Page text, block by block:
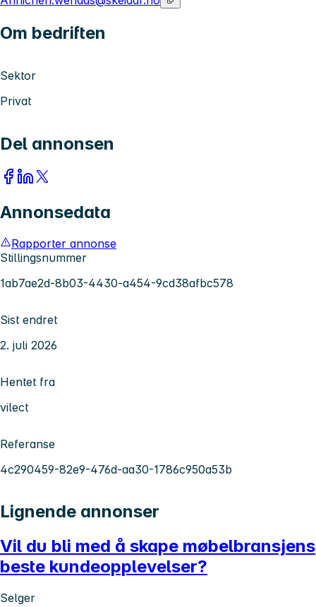
Om bedriften
Sektor
Privat
Del annonsen
Annonsedata
Rapporter annonse
Stillingsnummer
1ab7ae2d-8b03-4430-a454-9cd38afbc578
Sist endret
2. juli 2026
Hentet fra
vilect
Referanse
4c290459-82e9-476d-aa30-1786c950a53b
Lignende annonser
Vil du bli med å skape møbelbransjens
beste kundeopplevelser?
Selger